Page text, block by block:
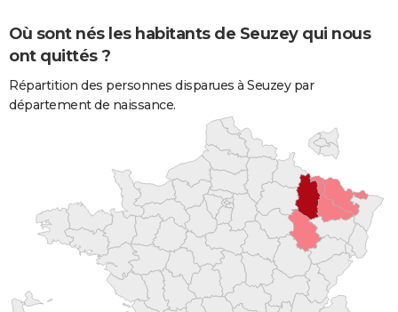
Où sont nés les habitants de Seuzey qui nous
ont quittés ?
Répartition des personnes disparues à Seuzey par
département de naissance.